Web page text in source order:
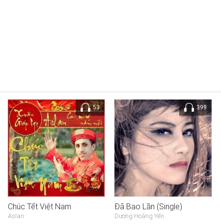
53
Chúc Tết Việt Nam
Aslan
399
Đã Bao Lần (Single)
Dương Hoàng Yến